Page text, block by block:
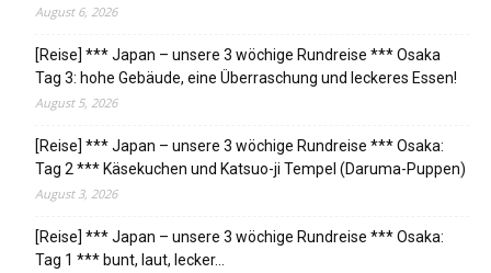
August 6, 2026
[Reise] *** Japan – unsere 3 wöchige Rundreise *** Osaka
Tag 3: hohe Gebäude, eine Überraschung und leckeres Essen!
August 5, 2026
[Reise] *** Japan – unsere 3 wöchige Rundreise *** Osaka:
Tag 2 *** Käsekuchen und Katsuo-ji Tempel (Daruma-Puppen)
August 3, 2026
[Reise] *** Japan – unsere 3 wöchige Rundreise *** Osaka:
Tag 1 *** bunt, laut, lecker…